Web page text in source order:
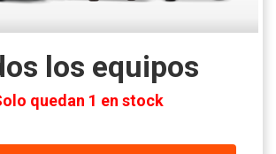
los equipos
quedan 1 en stock